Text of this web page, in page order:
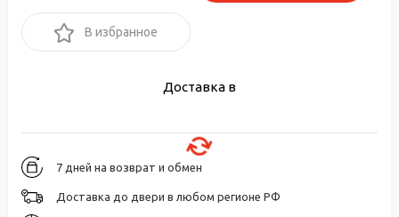
В избранное
Доставка в
7 дней на возврат и обмен
Доставка до двери в любом регионе РФ